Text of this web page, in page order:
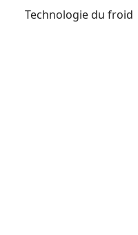
Technologie du froid